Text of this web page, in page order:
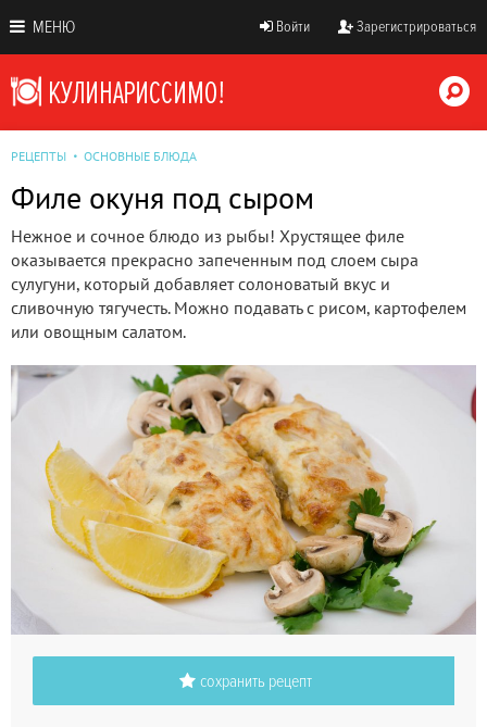
МЕНЮ Войти Зарегистрироваться
РЕЦЕПТЫ ОСНОВНЫЕ БЛЮДА
Филе окуня под сыром
Нежное и сочное блюдо из рыбы! Хрустящее филе
оказывается прекрасно запеченным под слоем сыра
сулугуни, который добавляет солоноватый вкус и
сливочную тягучесть. Можно подавать с рисом, картофелем
или овощным салатом.
сохранить рецепт